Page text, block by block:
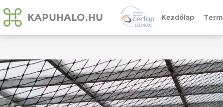
KAPUHALO.HU Kezdőlap